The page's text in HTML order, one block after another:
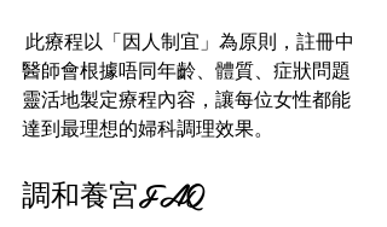
醫師會根據唔同年齡、體質、症狀問題
靈活地製定療程內容，讓每位女性都能
達到最理想的婦科調理效果。
調和養宮FAQ